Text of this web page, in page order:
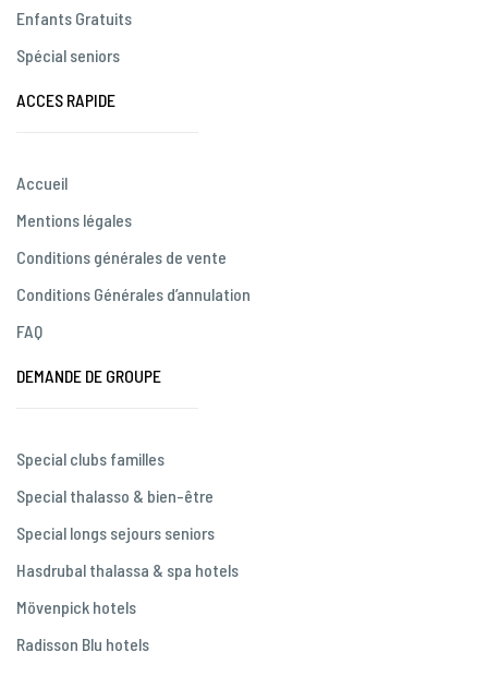
Enfants Gratuits
Spécial seniors
ACCES RAPIDE
Accueil
Mentions légales
Conditions générales de vente
Conditions Générales d’annulation
FAQ
DEMANDE DE GROUPE
Special clubs familles
Special thalasso & bien-être
Special longs sejours seniors
Hasdrubal thalassa & spa hotels
Mövenpick hotels
Radisson Blu hotels